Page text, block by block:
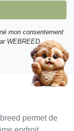
mon consentement
WEBREED.
permet de